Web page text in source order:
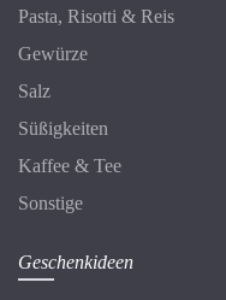
Pasta, Risotti & Reis
Gewürze
Salz
Süßigkeiten
Kaffee & Tee
Sonstige
Geschenkideen